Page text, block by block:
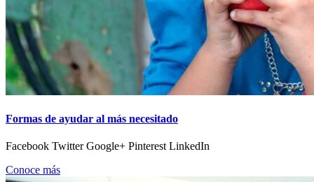
Formas de ayudar al más necesitado
Facebook Twitter Google+ Pinterest LinkedIn
Conoce más